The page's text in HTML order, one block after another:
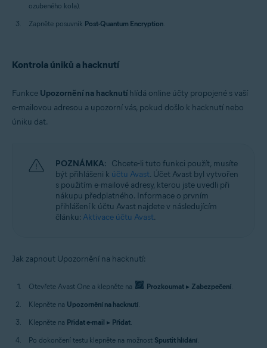
ozubeného kola).
Zapněte posuvník Post-Quantum Encryption.
Kontrola úniků a hacknutí
Funkce Upozornění na hacknutíhlídá online účty propojené s vaší
e-mailovou adresou a upozorní vás, pokud došlo k hacknutí nebo
úniku dat.
POZNÁMKA: Chcete-li tuto funkci použít, musíte
být přihlášeni k účtu Avast. Účet Avast byl vytvořen
s použitím e-mailové adresy, kterou jste uvedli při
nákupu předplatného. Informace o prvním
přihlášení k účtu Avast najdete v následujícím
článku: Aktivace účtu Avast.
Jak zapnout Upozornění na hacknutí:
Otevřete Avast One a klepněte na Prozkoumat ▸ Zabezpečení.
Klepněte na Upozornění na hacknutí.
Klepněte na Přidat e-mail ▸ Přidat.
Po dokončení testu klepněte na možnost Spustit hlídání.